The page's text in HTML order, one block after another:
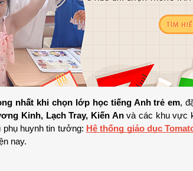
nhất khi chọn lớp học tiếng Anh trẻ em,
Kinh, Lạch Tray, Kiến An và các khu vực
huynh tin tưởng: Hệ thống giáo dục
nay.